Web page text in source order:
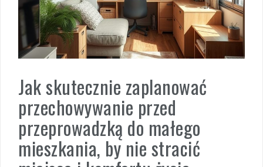
Jak skutecznie zaplanować
przechowywanie przed
przeprowadzką do małego
mieszkania, by nie stracić